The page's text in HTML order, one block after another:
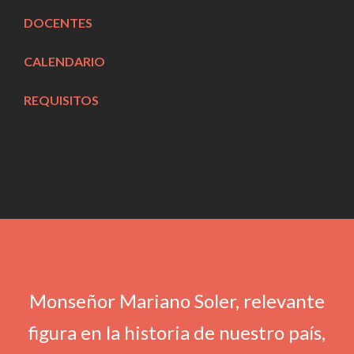
DOCENTES
CALENDARIO
REQUISITOS
Monseñor Mariano Soler, relevante
figura en la historia de nuestro país,